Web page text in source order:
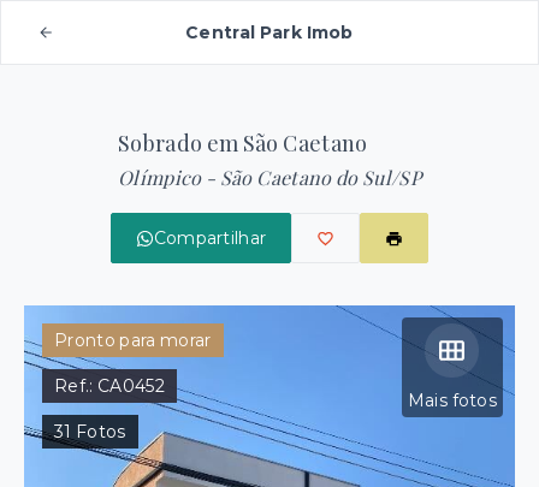
Central Park Imob
Sobrado em São Caetano
Olímpico - São Caetano do Sul/SP
Compartilhar
Mais fotos
Pronto para morar
Ref.: CA0452
31 Fotos